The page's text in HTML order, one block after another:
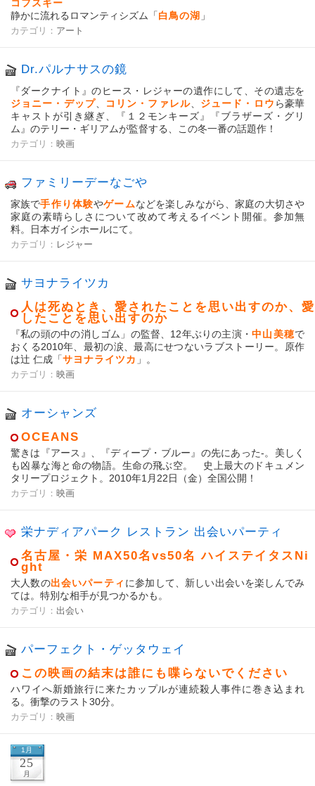
コフスキー
静かに流れるロマンティシズム「白鳥の湖 」
カテゴリ： アート
Dr.パルナサスの鏡
『ダークナイト』のヒース・レジャーの遺作にして、その遺志を
ジョニー・デップ、 コリン・ファレル、 ジュード・ロウ ら豪華
キャストが引き継ぎ、『１２モンキーズ』『ブラザーズ・グリ
ム』のテリー・ギリアムが監督する、この冬一番の話題作！
カテゴリ： 映画
ファミリーデーなごや
家族で手作り体験やゲームなどを楽しみながら、家庭の大切さや
家庭の素晴らしさについて改めて考えるイベント開催。参加無
料。日本ガイシホールにて。
カテゴリ： レジャー
サヨナライツカ
人は死ぬとき、愛されたことを思い出すのか、愛
したことを思い出すのか
『私の頭の中の消しゴム」の監督、12年ぶりの主演・中山美穂で
おくる2010年、最初の涙、最高にせつないラブストーリー。原作
は辻 仁成「サヨナライツカ 」。
カテゴリ： 映画
オーシャンズ
OCEANS
驚きは『アース』、『ディープ・ブルー』の先にあった-。美しく
も凶暴な海と命の物語。生命の飛ぶ空。 史上最大のドキュメン
タリープロジェクト。2010年1月22日（金）全国公開！
カテゴリ： 映画
栄ナディアパーク レストラン 出会いパーティ
名古屋・栄 MAX50名vs50名 ハイステイタスNi
ght
大人数の出会いパーティ に参加して、新しい出会いを楽しんでみ
ては。特別な相手が見つかるかも。
カテゴリ： 出会い
パーフェクト・ゲッタウェイ
この映画の結末は誰にも喋らないでください
ハワイへ新婚旅行に来たカップルが連続殺人事件に巻き込まれ
る。衝撃のラスト30分。
カテゴリ： 映画
1月
25
月